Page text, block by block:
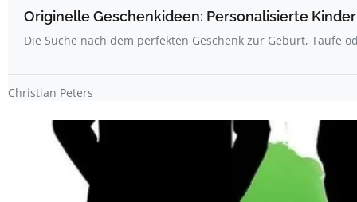
Originelle Geschenkideen: Personalisierte
Die Suche nach dem perfekten Geschenk zur Geburt, Taufe
Christian Peters